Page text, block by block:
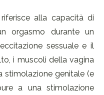
alla capacità di
orgasmo durante un
sessuale e il
i muscoli della vagina
stimolazione genitale (e
a una stimolazione